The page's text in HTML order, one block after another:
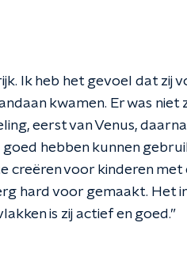
Ik heb het gevoel dat zij
kwamen. Er was
eerst van Venus,
hebben kunnen
creëren voor kinderen
hard voor gemaakt. Het
is zij actief en goed.”